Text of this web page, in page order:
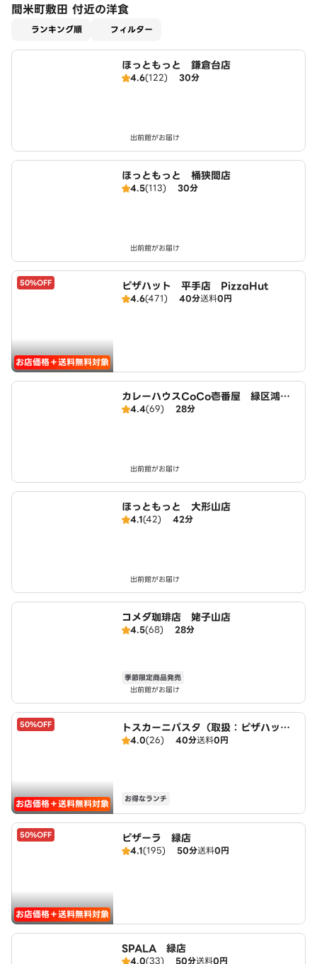
間米町敷田 付近の洋食
ランキング順 フィルター
ほっともっと 鎌倉台店
4.6(122) 30分
出前館がお届け
ほっともっと 桶狭間店
4.5(113) 30分
出前館がお届け
50%OFF
お店価格＋送料無料対象
ピザハット 平手店 PizzaHut
4.6(471) 40分送料0円
カレーハウスCoCo壱番屋 緑区鴻仏
目店（SD）
4.4(69) 28分
出前館がお届け
ほっともっと 大形山店
4.1(42) 42分
出前館がお届け
コメダ珈琲店 姥子山店
4.5(68) 28分
季節限定商品発売
出前館がお届け
50%OFF
お店価格＋送料無料対象
トスカーニパスタ（取扱：ピザハット
平手店）
4.0(26) 40分送料0円
お得なランチ
50%OFF
お店価格＋送料無料対象
ピザーラ 緑店
4.1(195) 50分送料0円
SPALA 緑店
4.0(33) 50分送料0円